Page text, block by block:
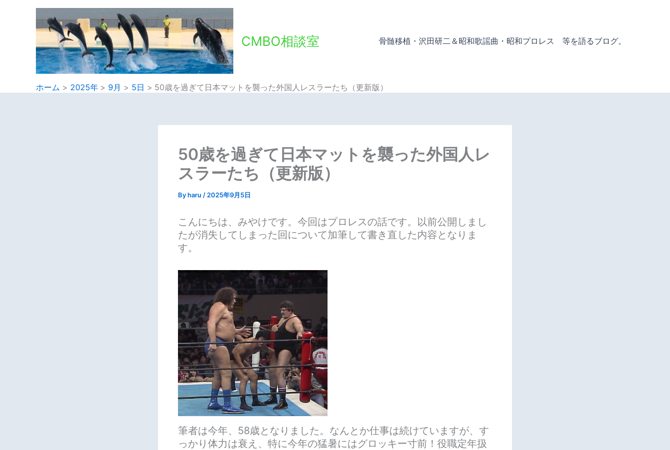
CMBO相談室 骨髄移植・沢田研二＆昭和歌謡曲・昭和プロレス 等を語るブログ。
ホーム 2025年 9月 5日 50歳を過ぎて日本マットを襲った外国人レスラーたち（更新版）
50歳を過ぎて日本マットを襲った外国人レ
スラーたち（更新版）
Byharu / 2025年9月5日
こんにちは、みやけです。今回はプロレスの話です。以前公開しまし
たが消失してしまった回について加筆して書き直した内容となりま
す。
筆者は今年、58歳となりました。なんとか仕事は続けていますが、す
っかり体力は衰え、特に今年の猛暑にはグロッキー寸前！役職定年扱